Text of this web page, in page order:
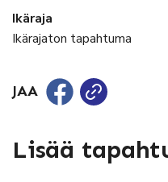
Ikäraja
Ikärajaton tapahtuma
JAA
Lisää